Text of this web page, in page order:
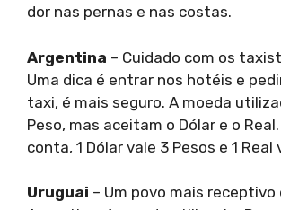
dor nas pernas e nas costas.
Argentina – Cuidado com os
Uma dica é entrar nos hotéis e
taxi, é mais seguro. A moeda
Peso, mas aceitam o Dólar e o
conta, 1 Dólar vale 3 Pesos e 1 Real
Uruguai – Um povo mais receptivo